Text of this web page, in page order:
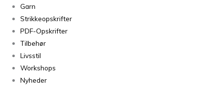
Garn
Strikkeopskrifter
PDF-Opskrifter
Tilbehør
Livsstil
Workshops
Nyheder
Isager
Tvinni
antal